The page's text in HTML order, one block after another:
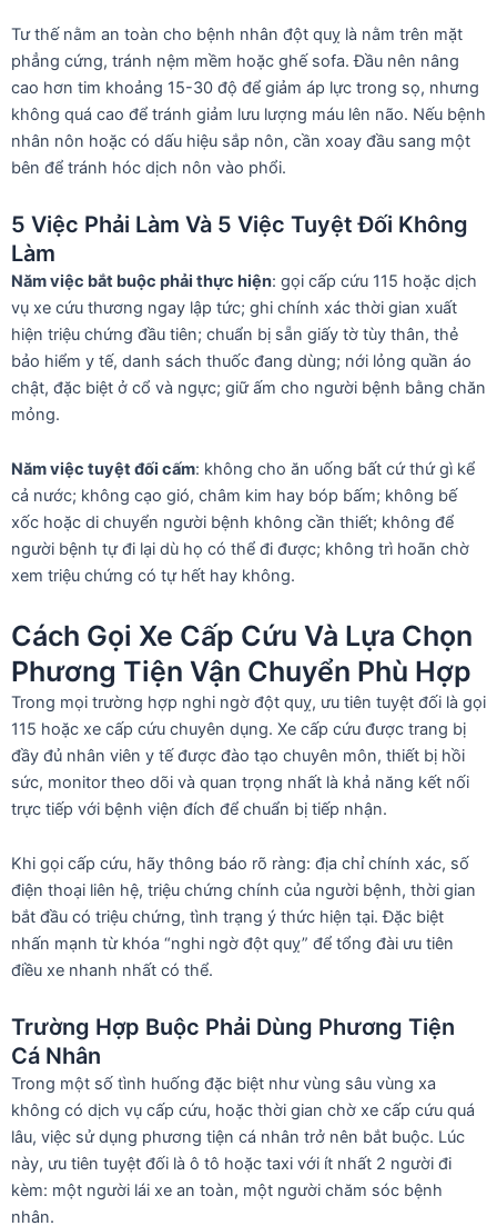
Tư thế nằm an toàn cho bệnh nhân đột quỵ là nằm trên mặt
phẳng cứng, tránh nệm mềm hoặc ghế sofa. Đầu nên nâng
cao hơn tim khoảng 15-30 độ để giảm áp lực trong sọ, nhưng
không quá cao để tránh giảm lưu lượng máu lên não. Nếu bệnh
nhân nôn hoặc có dấu hiệu sắp nôn, cần xoay đầu sang một
bên để tránh hóc dịch nôn vào phổi.
5 Việc Phải Làm Và 5 Việc Tuyệt Đối Không
Làm
Năm việc bắt buộc phải thực hiện: gọi cấp cứu 115 hoặc dịch
vụ xe cứu thương ngay lập tức; ghi chính xác thời gian xuất
hiện triệu chứng đầu tiên; chuẩn bị sẵn giấy tờ tùy thân, thẻ
bảo hiểm y tế, danh sách thuốc đang dùng; nới lỏng quần áo
chật, đặc biệt ở cổ và ngực; giữ ấm cho người bệnh bằng chăn
mỏng.
Năm việc tuyệt đối cấm: không cho ăn uống bất cứ thứ gì kể
cả nước; không cạo gió, châm kim hay bóp bấm; không bế
xốc hoặc di chuyển người bệnh không cần thiết; không để
người bệnh tự đi lại dù họ có thể đi được; không trì hoãn chờ
xem triệu chứng có tự hết hay không.
Cách Gọi Xe Cấp Cứu Và Lựa Chọn
Phương Tiện Vận Chuyển Phù Hợp
Trong mọi trường hợp nghi ngờ đột quỵ, ưu tiên tuyệt đối là gọi
115 hoặc xe cấp cứu chuyên dụng. Xe cấp cứu được trang bị
đầy đủ nhân viên y tế được đào tạo chuyên môn, thiết bị hồi
sức, monitor theo dõi và quan trọng nhất là khả năng kết nối
trực tiếp với bệnh viện đích để chuẩn bị tiếp nhận.
Khi gọi cấp cứu, hãy thông báo rõ ràng: địa chỉ chính xác, số
điện thoại liên hệ, triệu chứng chính của người bệnh, thời gian
bắt đầu có triệu chứng, tình trạng ý thức hiện tại. Đặc biệt
nhấn mạnh từ khóa “nghi ngờ đột quỵ” để tổng đài ưu tiên
điều xe nhanh nhất có thể.
Trường Hợp Buộc Phải Dùng Phương Tiện
Cá Nhân
Trong một số tình huống đặc biệt như vùng sâu vùng xa
không có dịch vụ cấp cứu, hoặc thời gian chờ xe cấp cứu quá
lâu, việc sử dụng phương tiện cá nhân trở nên bắt buộc. Lúc
này, ưu tiên tuyệt đối là ô tô hoặc taxi với ít nhất 2 người đi
kèm: một người lái xe an toàn, một người chăm sóc bệnh
nhân.